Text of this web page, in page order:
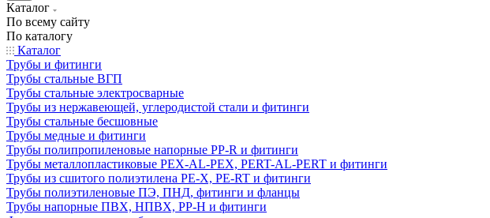
Каталог
По всему сайту
По каталогу
Каталог
Трубы и фитинги
Трубы стальные ВГП
Трубы стальные электросварные
Трубы из нержавеющей, углеродистой стали и фитинги
Трубы стальные бесшовные
Трубы медные и фитинги
Трубы полипропиленовые напорные PP-R и фитинги
Трубы металлопластиковые PEX-AL-PEX, PERT-AL-PERT и фитинги
Трубы из сшитого полиэтилена PE-X, PE-RT и фитинги
Трубы полиэтиленовые ПЭ, ПНД, фитинги и фланцы
Трубы напорные ПВХ, НПВХ, PP-H и фитинги